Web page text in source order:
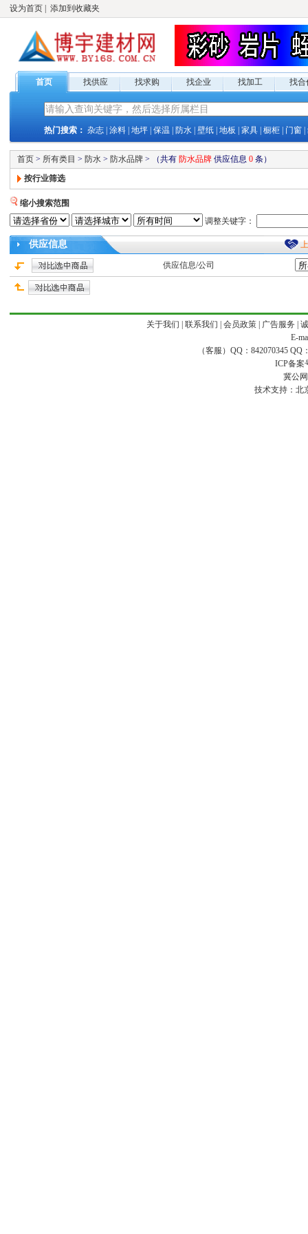
设为首页 添加到收藏夹
首页 找供应 找求购 找企业 找加工 找合
热门搜索： 杂志 涂料 地坪 保温 防水 壁纸 地板 家具 橱柜 门窗
首页 > 所有类目 > 防水 > 防水品牌 > （共有 防水品牌 供应信息 0 条）
按行业筛选
缩小搜索范围
调整关键字：
供应信息
供应信息/公司
关于我们 联系我们 会员政策| 广告服务
E-
（客服）QQ：842070345 QQ
ICP备案
冀公
技术支持： 北